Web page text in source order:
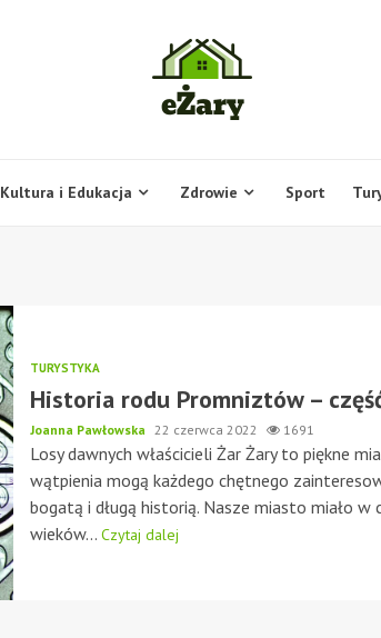
Kultura i Edukacja Zdrowie Sport
TURYSTYKA
Historia rodu Promniztów –
Joanna Pawłowska 22 czerwca 2022 1691
Losy dawnych właścicieli Żar Żary to piękne
wątpienia mogą każdego chętnego
bogatą i długą historią. Nasze miasto miało w
wieków... Czytaj dalej